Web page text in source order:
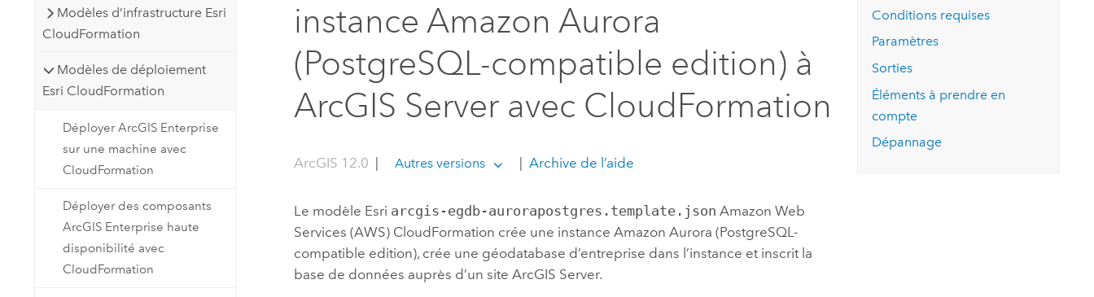
Modèles d’infrastructure Esri
CloudFormation
Modèles de déploiement
Esri CloudFormation
Déployer ArcGIS Enterprise
sur une machine avec
CloudFormation
Déployer des composants
ArcGIS Enterprise haute
disponibilité avec
CloudFormation
instance Amazon Aurora
(PostgreSQL-compatible edition) à
ArcGIS Server avec CloudFormation
ArcGIS 12.0 | Autres versions | Archive de l’aide
Le modèle Esri arcgis-egdb-aurorapostgres.template.json Amazon Web
Services (AWS) CloudFormation crée une instanceAmazon Aurora (PostgreSQL-
compatible edition), crée une géodatabase d’entreprise dans l’instance et inscrit la
base de données auprès d’un siteArcGIS Server.
Conditions requises
Paramètres
Sorties
Éléments à prendre en
compte
Dépannage